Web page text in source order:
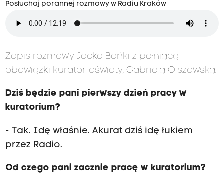
Posłuchaj porannej rozmowy w Radiu Kraków
Zapis rozmowy Jacka Bańki z pełniącą
obowiązki kurator oświaty, Gabrielą Olszowską.
Dziś będzie pani pierwszy dzień pracy w
kuratorium?
- Tak. Idę właśnie. Akurat dziś idę łukiem
przez Radio.
Od czego pani zacznie pracę w kuratorium?